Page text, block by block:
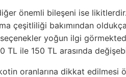
önemli bileşeni ise
çeşitliliği bakımından
yoğun ilgi
TL ile 150 TL arasında
oranlarına dikkat edilmesi